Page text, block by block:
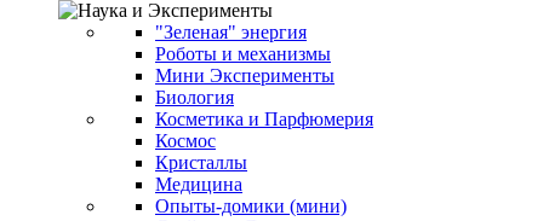
"Зеленая" энергия
Роботы и механизмы
Мини Эксперименты
Биология
Косметика и Парфюмерия
Космос
Кристаллы
Медицина
Опыты-домики (мини)